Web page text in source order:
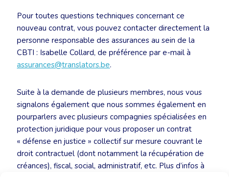
Pour toutes questions techniques concernant ce
nouveau contrat, vous pouvez contacter directement la
personne responsable des assurances au sein de la
CBTI : Isabelle Collard, de préférence par e-mail à
assurances@translators.be.
Suite à la demande de plusieurs membres, nous vous
signalons également que nous sommes également en
pourparlers avec plusieurs compagnies spécialisées en
protection juridique pour vous proposer un contrat
« défense en justice » collectif sur mesure couvrant le
droit contractuel (dont notamment la récupération de
créances), fiscal, social, administratif, etc. Plus d’infos à